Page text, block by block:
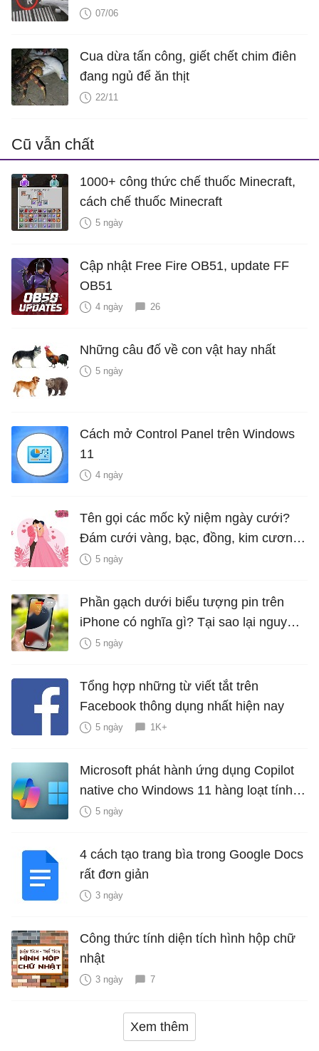
07/06
Cua dừa tấn công, giết chết chim điên
đang ngủ để ăn thịt
22/11
Cũ vẫn chất
1000+ công thức chế thuốc Minecraft,
cách chế thuốc Minecraft
5 ngày
Cập nhật Free Fire OB51, update FF
OB51
4 ngày 26
Những câu đố về con vật hay nhất
5 ngày
Cách mở Control Panel trên Windows
11
4 ngày
Tên gọi các mốc kỷ niệm ngày cưới?
Đám cưới vàng, bạc, đồng, kim cương
là bao nhiêu năm?
5 ngày
Phần gạch dưới biểu tượng pin trên
iPhone có nghĩa gì? Tại sao lại nguy
hiểm?
5 ngày
Tổng hợp những từ viết tắt trên
Facebook thông dụng nhất hiện nay
5 ngày 1K+
Microsoft phát hành ứng dụng Copilot
native cho Windows 11 hàng loạt tính
năng mới Hữu Ích
5 ngày
4 cách tạo trang bìa trong Google Docs
rất đơn giản
3 ngày
Công thức tính diện tích hình hộp chữ
nhật
3 ngày 7
Xem thêm